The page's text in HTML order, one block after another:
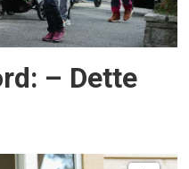
– Dette